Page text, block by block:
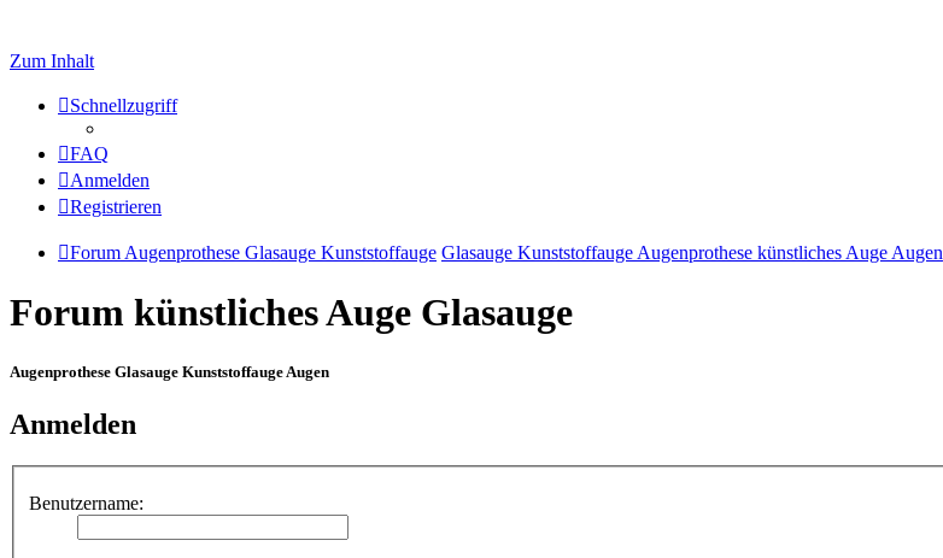
Zum Inhalt
Schnellzugriff
FAQ
Anmelden
Registrieren
Forum Augenprothese Glasauge Kunststoffauge Glasauge Kunststoffauge Augenprothese künstliches Auge Augen
Forum künstliches Auge Glasauge
Augenprothese Glasauge Kunststoffauge Augen
Anmelden
Benutzername: